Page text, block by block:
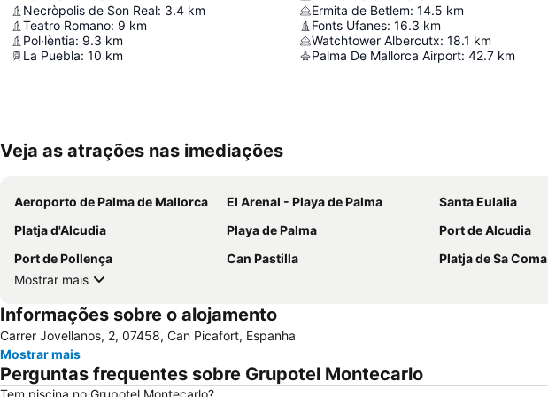
Necròpolis de Son Real: 3.4 km
Teatro Romano: 9 km
Pol·lèntia: 9.3 km
La Puebla: 10 km
Ermita de Betlem: 14.5 km
Fonts Ufanes: 16.3 km
Watchtower Albercutx: 18.1 km
Palma De Mallorca Airport: 42.7 km
Veja as atrações nas imediações
Aeroporto de Palma de Mallorca El Arenal - Playa de Palma Santa Eulalia
Platja d'Alcudia
Playa de Palma Port de Alcudia
Port de Pollença
Can Pastilla Platja de Sa Coma
Mostrar mais
Informações sobre o alojamento
Carrer Jovellanos, 2, 07458, Can Picafort, Espanha
Mostrar mais
Perguntas frequentes sobre Grupotel Montecarlo